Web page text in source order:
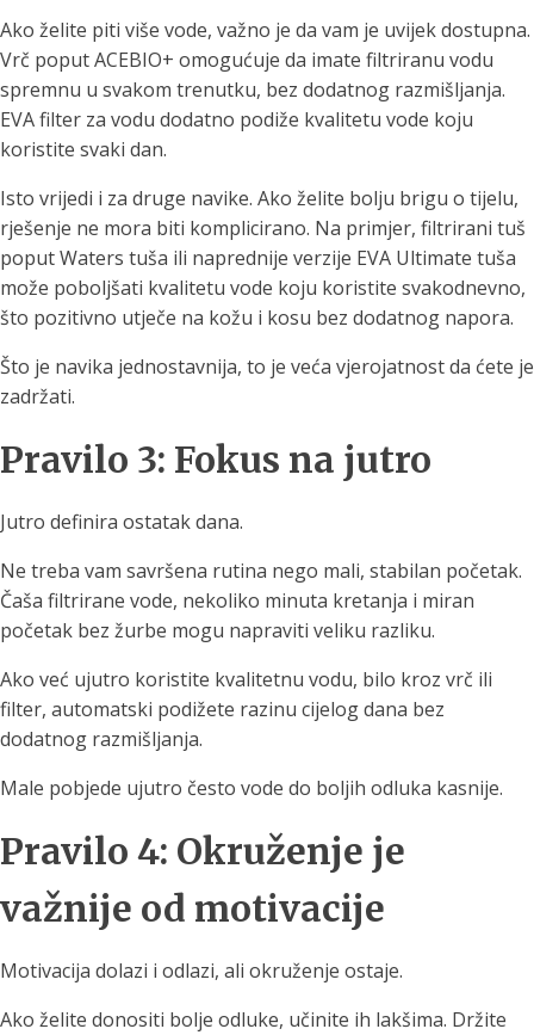
Ako želite piti više vode, važno je da vam je uvijek dostupna.
Vrč poput ACEBIO+ omogućuje da imate filtriranu vodu
spremnu u svakom trenutku, bez dodatnog razmišljanja.
EVA filter za vodu dodatno podiže kvalitetu vode koju
koristite svaki dan.
Isto vrijedi i za druge navike. Ako želite bolju brigu o tijelu,
rješenje ne mora biti komplicirano. Na primjer, filtrirani tuš
poput Waters tuša ili naprednije verzije EVA Ultimate tuša
može poboljšati kvalitetu vode koju koristite svakodnevno,
što pozitivno utječe na kožu i kosu bez dodatnog napora.
Što je navika jednostavnija, to je veća vjerojatnost da ćete je
zadržati.
Pravilo 3: Fokus na jutro
Jutro definira ostatak dana.
Ne treba vam savršena rutina nego mali, stabilan početak.
Čaša filtrirane vode, nekoliko minuta kretanja i miran
početak bez žurbe mogu napraviti veliku razliku.
Ako već ujutro koristite kvalitetnu vodu, bilo kroz vrč ili
filter, automatski podižete razinu cijelog dana bez
dodatnog razmišljanja.
Male pobjede ujutro često vode do boljih odluka kasnije.
Pravilo 4: Okruženje je
važnije od motivacije
Motivacija dolazi i odlazi, ali okruženje ostaje.
Ako želite donositi bolje odluke, učinite ih lakšima. Držite